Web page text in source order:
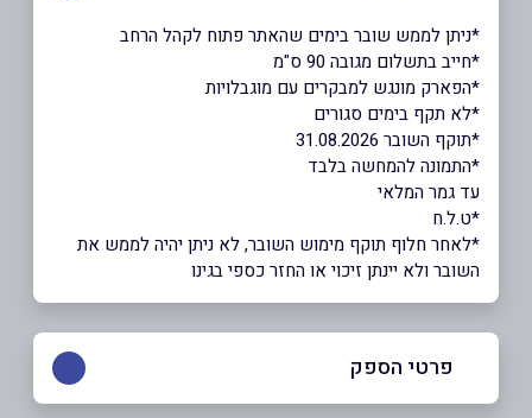
*ניתן לממש שובר בימים שהאתר פתוח לקהל הרחב
*חייב בתשלום מגובה 90 ס"מ
*הפארק מונגש למבקרים עם מוגבלויות
*לא תקף בימים סגורים
*תוקף השובר 31.08.2026
*התמונה להמחשה בלבד
עד גמר המלאי
*ט.ל.ח
*לאחר חלוף תוקף מימוש השובר, לא ניתן יהיה לממש את
השובר ולא יינתן זיכוי או החזר כספי בגינו
פרטי הספק